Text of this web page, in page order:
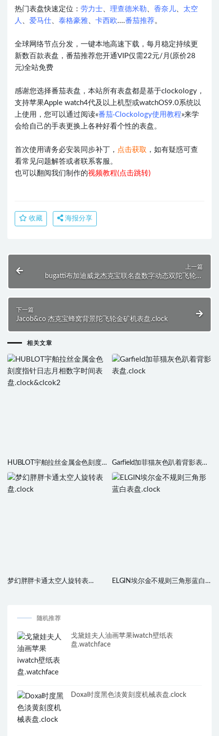
热门表盘快速定位： 劳力士 理查德米勒 香奈儿
太空
人
爱马仕 泰格豪雅 卡西欧....番茄推荐。
全球网络节点分发，一键本地高速下载，每月稳定持续更
新数百款表盘，番茄推荐您开通VIP仅需22元/月(原价28
元)全站免费
感谢您选择番茄表盘，本站所有表盘都是基于clockology，
支持苹果Apple watch4代及以上机型或watchOS9.0系统以
上使用，您可以通过阅读«番茄·Clockology使用教程»来学
会给自己的手表更换上各种好看个性的表盘。
首次使用请务必安装同步补丁， 点击获取 ，如有疑惑可查
看常见问题解答或者联系客服。
也可以翻阅我们制作的视频教程(点击跳转)
收藏 海报分享
上一篇
bugatti布加迪威龙杰克宝联名盘数字动态双陀飞轮高
下一篇
Jacob&co 杰克宝蜂窝背景陀飞轮金矿机表盘.clock
相关文章
HUBLOT宇舶拉丝金属金色刻度
指针日志月相数字时间表
盘.clock&clcok2
Garfield加菲猫灰色趴着背影表
盘.clock
梦幻胖胖卡通太空人旋转表
ELGIN埃尔金不规则三角形蓝白
随机推荐
戈黛娃夫人油画苹果iwatch壁纸表
盘.watchface
Doxa时度黑色淡黄刻度机械表盘.clock